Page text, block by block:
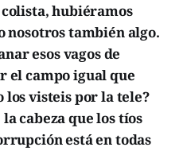
hubiéramos
nosotros también algo.
esos vagos de
el campo igual que
los visteis por la tele?
cabeza que los tíos
está en todas